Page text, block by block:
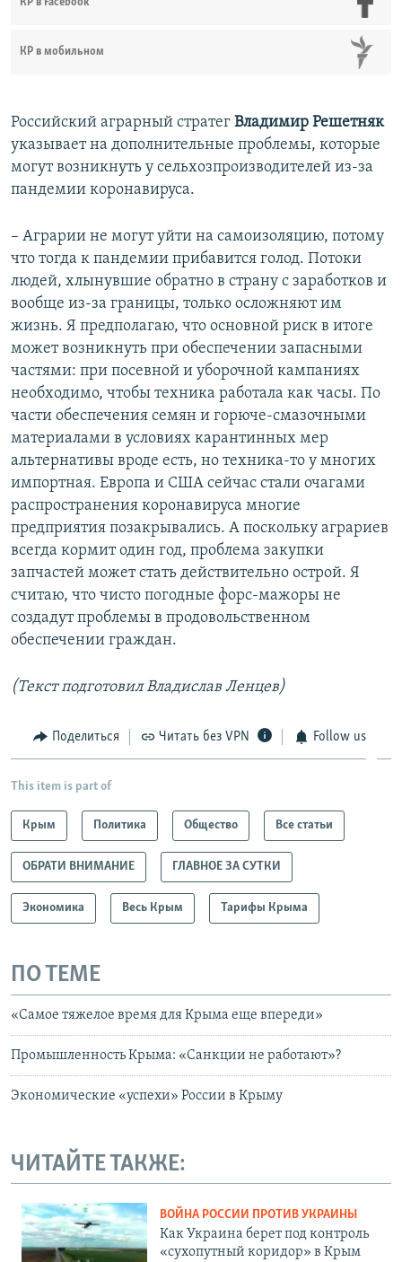
КР в мобильном
Российский аграрный стратег Владимир Решетняк
указывает на дополнительные проблемы, которые
могут возникнуть у сельхозпроизводителей из-за
пандемии коронавируса.
– Аграрии не могут уйти на самоизоляцию, потому
что тогда к пандемии прибавится голод. Потоки
людей, хлынувшие обратно в страну с заработков и
вообще из-за границы, только осложняют им
жизнь. Я предполагаю, что основной риск в итоге
может возникнуть при обеспечении запасными
частями: при посевной и уборочной кампаниях
необходимо, чтобы техника работала как часы. По
части обеспечения семян и горюче-смазочными
материалами в условиях карантинных мер
альтернативы вроде есть, но техника-то у многих
импортная. Европа и США сейчас стали очагами
распространения коронавируса многие
предприятия позакрывались. А поскольку аграриев
всегда кормит один год, проблема закупки
запчастей может стать действительно острой. Я
считаю, что чисто погодные форс-мажоры не
создадут проблемы в продовольственном
обеспечении граждан.
(Текст подготовил Владислав Ленцев)
Поделиться Читать без VPN Follow us
This item is part of
Крым Политика Общество Все статьи
ОБРАТИ ВНИМАНИЕ ГЛАВНОЕ ЗА СУТКИ
Экономика Весь Крым Тарифы Крыма
ПО ТЕМЕ
«Самое тяжелое время для Крыма еще впереди»
Промышленность Крыма: «Санкции не работают»?
Экономические «успехи» России в Крыму
ЧИТАЙТЕ ТАКЖЕ:
ВОЙНА РОССИИ ПРОТИВ УКРАИНЫ
Как Украина берет под контроль
«сухопутный коридор» в Крым